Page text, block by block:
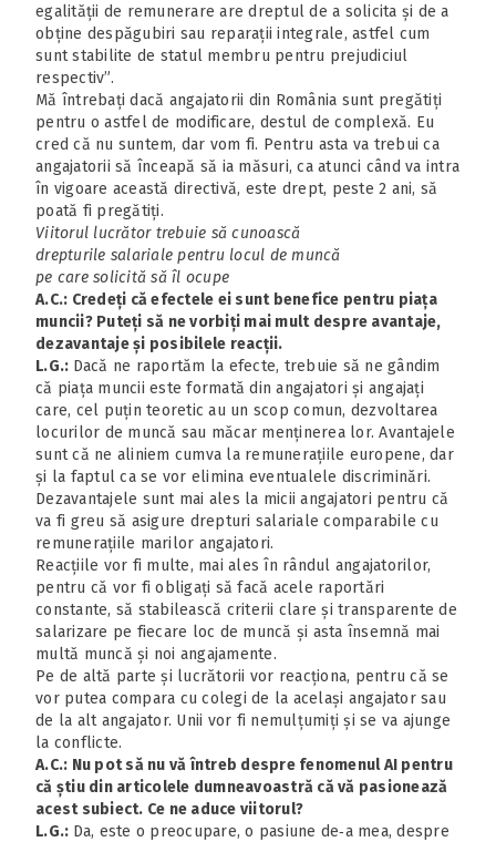
egalității de remunerare are dreptul de a solicita și de a
obține despăgubiri sau reparații integrale, astfel cum
sunt stabilite de statul membru pentru prejudiciul
respectiv”.
Mă întrebați dacă angajatorii din România sunt pregătiți
pentru o astfel de modificare, destul de complexă. Eu
cred că nu suntem, dar vom fi. Pentru asta va trebui ca
angajatorii să înceapă să ia măsuri, ca atunci când va intra
în vigoare această directivă, este drept, peste 2 ani, să
poată fi pregătiți.
Viitorul lucrător trebuie să cunoască
drepturile salariale pentru locul de muncă
pe care solicită să îl ocupe
A.C.: Credeți că efectele ei sunt benefice pentru piața
muncii? Puteți să ne vorbiți mai mult despre avantaje,
dezavantaje și posibilele reacții.
L.G.: Dacă ne raportăm la efecte, trebuie să ne gândim
că piața muncii este formată din angajatori și angajați
care, cel puțin teoretic au un scop comun, dezvoltarea
locurilor de muncă sau măcar menținerea lor. Avantajele
sunt că ne aliniem cumva la remunerațiile europene, dar
și la faptul ca se vor elimina eventualele discriminări.
Dezavantajele sunt mai ales la micii angajatori pentru că
va fi greu să asigure drepturi salariale comparabile cu
remunerațiile marilor angajatori.
Reacțiile vor fi multe, mai ales în rândul angajatorilor,
pentru că vor fi obligați să facă acele raportări
constante, să stabilească criterii clare și transparente de
salarizare pe fiecare loc de muncă și asta însemnă mai
multă muncă și noi angajamente.
Pe de altă parte și lucrătorii vor reacționa, pentru că se
vor putea compara cu colegi de la același angajator sau
de la alt angajator. Unii vor fi nemulțumiți și se va ajunge
la conflicte.
A.C.: Nu pot să nu vă întreb despre fenomenul AI pentru
că știu din articolele dumneavoastră că vă pasionează
acest subiect. Ce ne aduce viitorul?
L.G.: Da, este o preocupare, o pasiune de‑a mea, despre